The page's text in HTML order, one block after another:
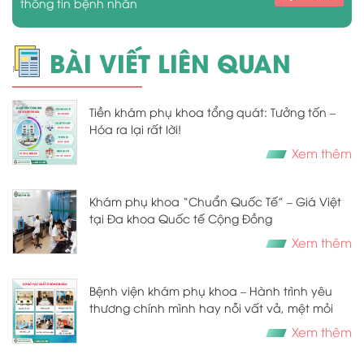
BÀI VIẾT LIÊN QUAN
Tiền khám phụ khoa tổng quát: Tưởng tốn –
Hóa ra lại rất lời!
Xem thêm
Khám phụ khoa “Chuẩn Quốc Tế” – Giá Việt
tại Đa khoa Quốc tế Cộng Đồng
Xem thêm
Bệnh viện khám phụ khoa – Hành trình yêu
thương chính mình hay nỗi vất vả, mệt mỏi
Xem thêm